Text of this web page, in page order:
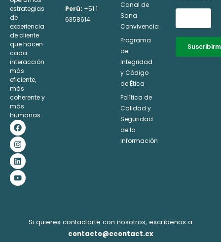
estrategias
de
experiencia
de cliente
que hacen
cada
interacción
más
eficiente,
más
coherente y
más
humanas.
F
a
c
e
b
o
o
k
I
n
s
t
a
g
r
a
m
L
i
n
k
e
d
i
n
Y
o
u
t
u
b
e
Perú: +51 1
6358614
Canal de
Sana
Convivencia
Programa
de
Integridad
y Código
de Ética
Política de
Calidad y
Seguridad
de la
Información
Si quieres contactarte con nosotros, escríbenos a
contacto@econtact.cx